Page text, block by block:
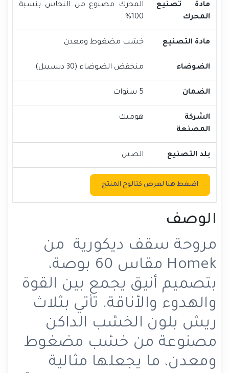
مادة تصنيع
المحرك
المحرك مصنوع من النحاس بنسبة
100%
مادة التصنيع خشب مضغوط ومعدن
الضوضاء منخفض الضوضاء (30 ديسيبل)
الضمان 5 سنوات
الشركة
المصنعة
هوميك
بلد التصنيع الصين
اضغط هنا لعرض كتالوج المنتج
الوصف
مروحة سقف ديكورية من
Homek مقاس 60 بوصة،
بتصميم أنيق يجمع بين القوة
والهدوء والأناقة. تأتي بثلاث
ريش بلون الخشب الداكن
مصنوعة من خشب مضغوط
ومعدن، ما يجعلها مثالية